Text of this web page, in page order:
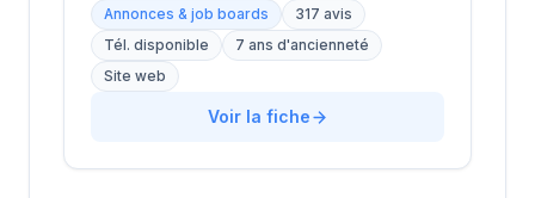
Tournezy II, dans le secteur dynamique de
Montpellier. La structure accompagne les
entreprises dans leurs recrutements avec une
approche personnalisée et développe
également des solutions de formation
professionnelle. Avec plus de 15 ans
Annonces & job boards
317 avis
Tél. disponible
7 ans d'ancienneté
Site web
Voir la fiche